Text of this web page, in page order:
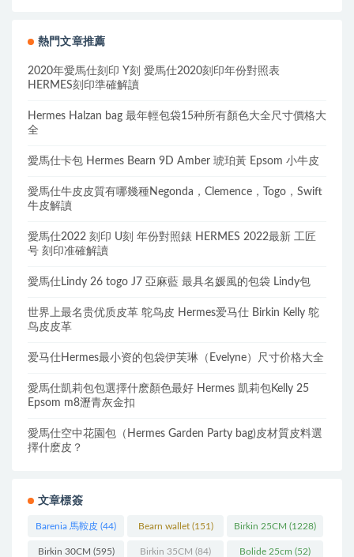
熱門文章推薦
2020年愛馬仕刻印 Y刻 愛馬仕2020刻印年份對照表
HERMES刻印準確解讀
Hermes Halzan bag 最年輕包袋15种所有顏色大全尺寸價格大
全
愛馬仕卡包 Hermes Bearn 9D Amber 琥珀黃 Epsom 小牛皮
愛馬仕牛皮皮質有哪幾種Negonda，Clemence，Togo，Swift
牛皮解讀
愛馬仕2022 刻印 U刻 年份對照錶 HERMES 2022最新 工匠
号 刻印准確解讀
愛馬仕Lindy 26 togo J7 亞麻藍 最具名媛風的包袋 Lindy包
世界上最名贵优质皮革 鸵鸟皮 Hermes爱马仕 Birkin Kelly 鸵
鸟皮皮革
爱马仕Hermes最小资的包袋伊芙琳（Evelyne）尺寸价格大全
愛馬仕凱莉包包選擇什麽顏色最好 Hermes 凱莉包Kelly 25
Epsom m8瀝青灰金扣
愛馬仕空中花園包（Hermes Garden Party bag)皮材質皮料選
擇什麽皮？
文章標簽
Barenia 馬鞍皮 (44) Bearn wallet(151) Birkin 25CM (1228)
Birkin 30CM (595) Birkin 35CM (84) Bolide 25cm (52)